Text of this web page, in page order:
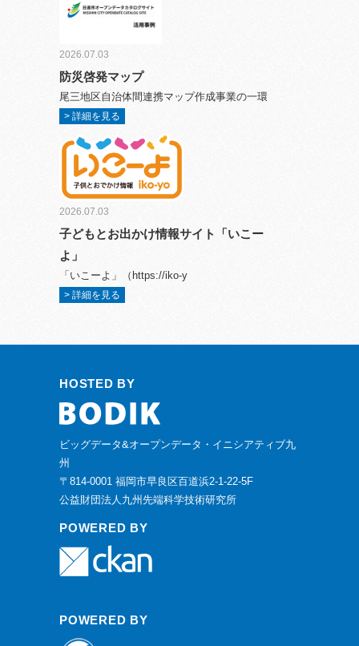
2026.07.03
防災啓発マップ
尾三地区自治体間連携マップ作成事業の一環
> 詳細を見る
2026.07.03
子どもとお出かけ情報サイト「いこー
よ」
「いこーよ」（https://iko-y
> 詳細を見る
HOSTED BY
ビッグデータ&オープンデータ・イニシアティブ九
州
〒814-0001 福岡市早良区百道浜2-1-22-5F
公益財団法人九州先端科学技術研究所
POWERED BY
POWERED BY